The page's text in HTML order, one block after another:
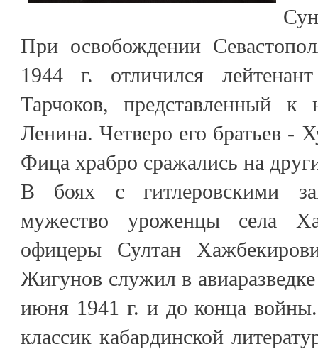
При освобождении
1944 г. отличился
Тарчоков, представленный к
Ленина. Четверо его братьев -
Фица храбро сражались на
В боях с гитлеровскими
мужество уроженцы села
офицеры Султан
Жигунов служил в
июня 1941 г. и до конца
классик кабардинской